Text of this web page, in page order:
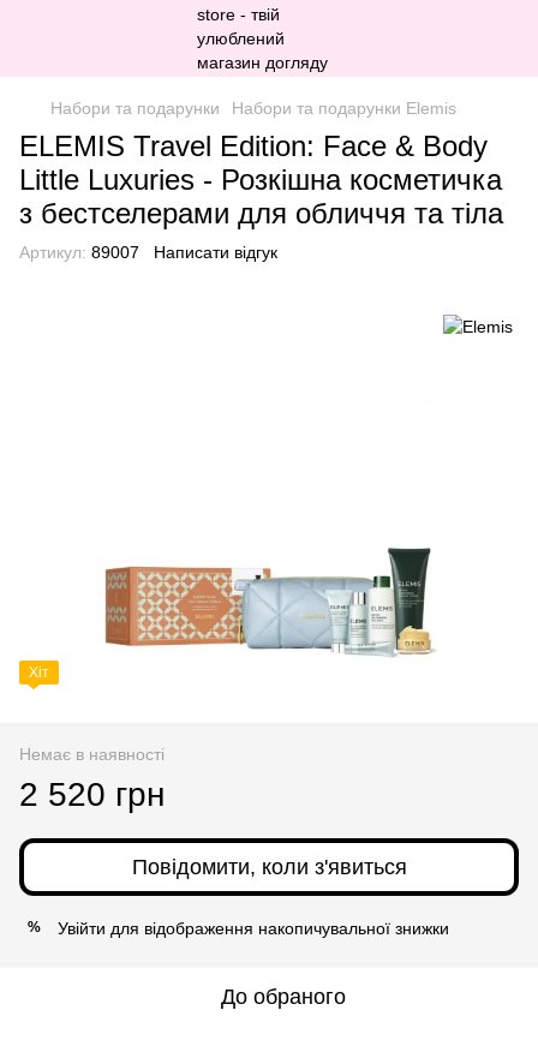
Набори та подарунки Набори та подарунки Elemis
ELEMIS Travel Edition: Face & Body
Little Luxuries - Розкішна косметичка
з бестселерами для обличчя та тіла
Артикул: 89007 Написати відгук
Хіт
Немає в наявності
2 520 грн
Повідомити, коли з'явиться
% Увійти для відображення накопичувальної знижки
До обраного